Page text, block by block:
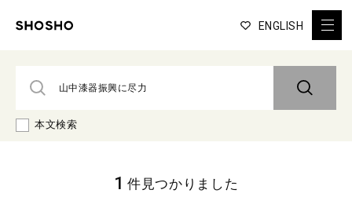
ENGLISH
本文検索
1 件見つかりました